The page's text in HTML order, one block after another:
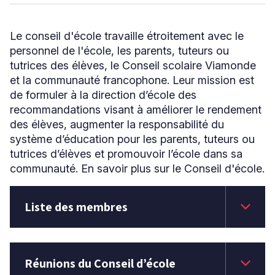
Niveau
Tous
Élémentaire
Secondaire
RECHERCHER
Le conseil d'école travaille étroitement avec le
personnel de l'école, les parents, tuteurs ou
tutrices des élèves, le Conseil scolaire Viamonde
et la communauté francophone. Leur mission est
de formuler à la direction d’école des
recommandations visant à améliorer le rendement
des élèves, augmenter la responsabilité du
système d’éducation pour les parents, tuteurs ou
tutrices d’élèves et promouvoir l’école dans sa
communauté. En savoir plus sur le Conseil d'école.
Liste des membres keyboard_arrow_down
Réunions du Conseil d’école keyboard_arrow_down